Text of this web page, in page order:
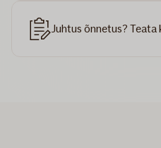
Juhtus õnnetus? Teata